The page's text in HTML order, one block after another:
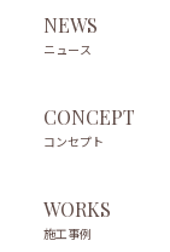
NEWS
ニュース
CONCEPT
コンセプト
WORKS
施工事例